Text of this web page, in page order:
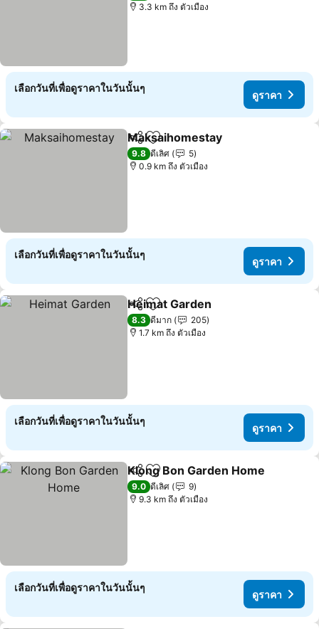
3.3 km ถึง ตัวเมือง
เลือกวันที่เพื่อดูราคาในวันนั้นๆ
ดูราคา
แชร์ เพิ่มในรายการโปรด
Maksaihomestay
9.8 ดีเลิศ
5
0.9 km ถึง ตัวเมือง
เลือกวันที่เพื่อดูราคาในวันนั้นๆ
ดูราคา
แชร์ เพิ่มในรายการโปรด
Heimat Garden
8.3 ดีมาก
205
1.7 km ถึง ตัวเมือง
เลือกวันที่เพื่อดูราคาในวันนั้นๆ
ดูราคา
แชร์ เพิ่มในรายการโปรด
Klong Bon Garden Home
9.0 ดีเลิศ
9
9.3 km ถึง ตัวเมือง
เลือกวันที่เพื่อดูราคาในวันนั้นๆ
ดูราคา